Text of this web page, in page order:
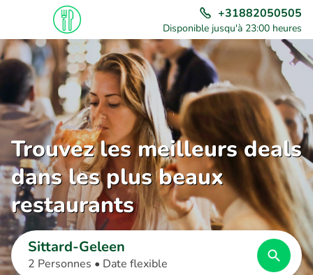
+31882050505
Disponible jusqu'à 23:00 heures
Trouvez les meilleurs deals
dans les plus beaux
restaurants
Sittard-Geleen
2 Personnes • Date flexible